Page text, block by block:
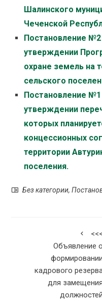
Шалинского
Чеченской
Постановление №2
утверждении
охране земель на
сельского
Постановление №1
утверждении
которых
концессионных
территории
поселения.
Без категории,
<<<
Объявление о
формировании
кадрового
для замещения
должностей